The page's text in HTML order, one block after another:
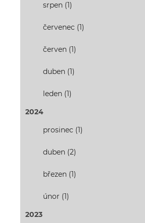
srpen (1)
červenec (1)
červen (1)
duben (1)
leden (1)
2024
prosinec (1)
duben (2)
březen (1)
únor (1)
2023